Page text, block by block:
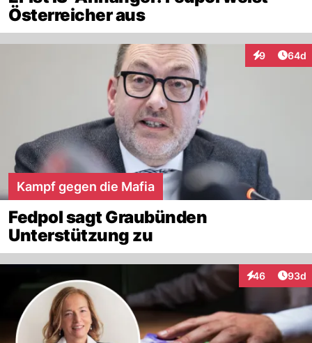
Österreicher aus
9
Interaktionen
64d
Kampf gegen die Mafia
Fedpol sagt Graubünden
Unterstützung zu
46
Interaktionen
93d